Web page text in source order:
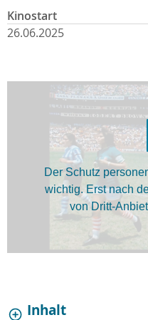
Kinostart
26.06.2025
Der Schutz
wichtig. Erst nach
von Dritt-
Inhalt